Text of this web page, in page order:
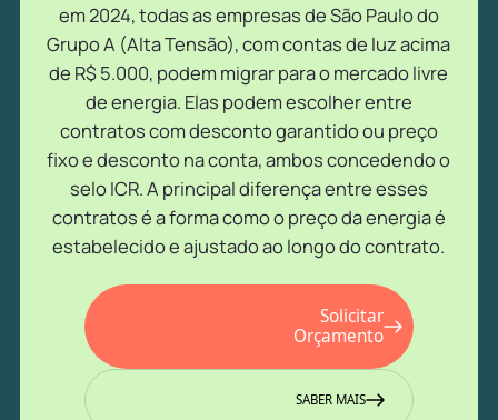
em 2024, todas as empresas de São Paulo do
Grupo A (Alta Tensão), com contas de luz acima
de R$ 5.000, podem migrar para o mercado livre
de energia. Elas podem escolher entre
contratos com desconto garantido ou preço
fixo e desconto na conta, ambos concedendo o
selo ICR. A principal diferença entre esses
contratos é a forma como o preço da energia é
estabelecido e ajustado ao longo do contrato.
Solicitar
Orçamento
SABER MAIS